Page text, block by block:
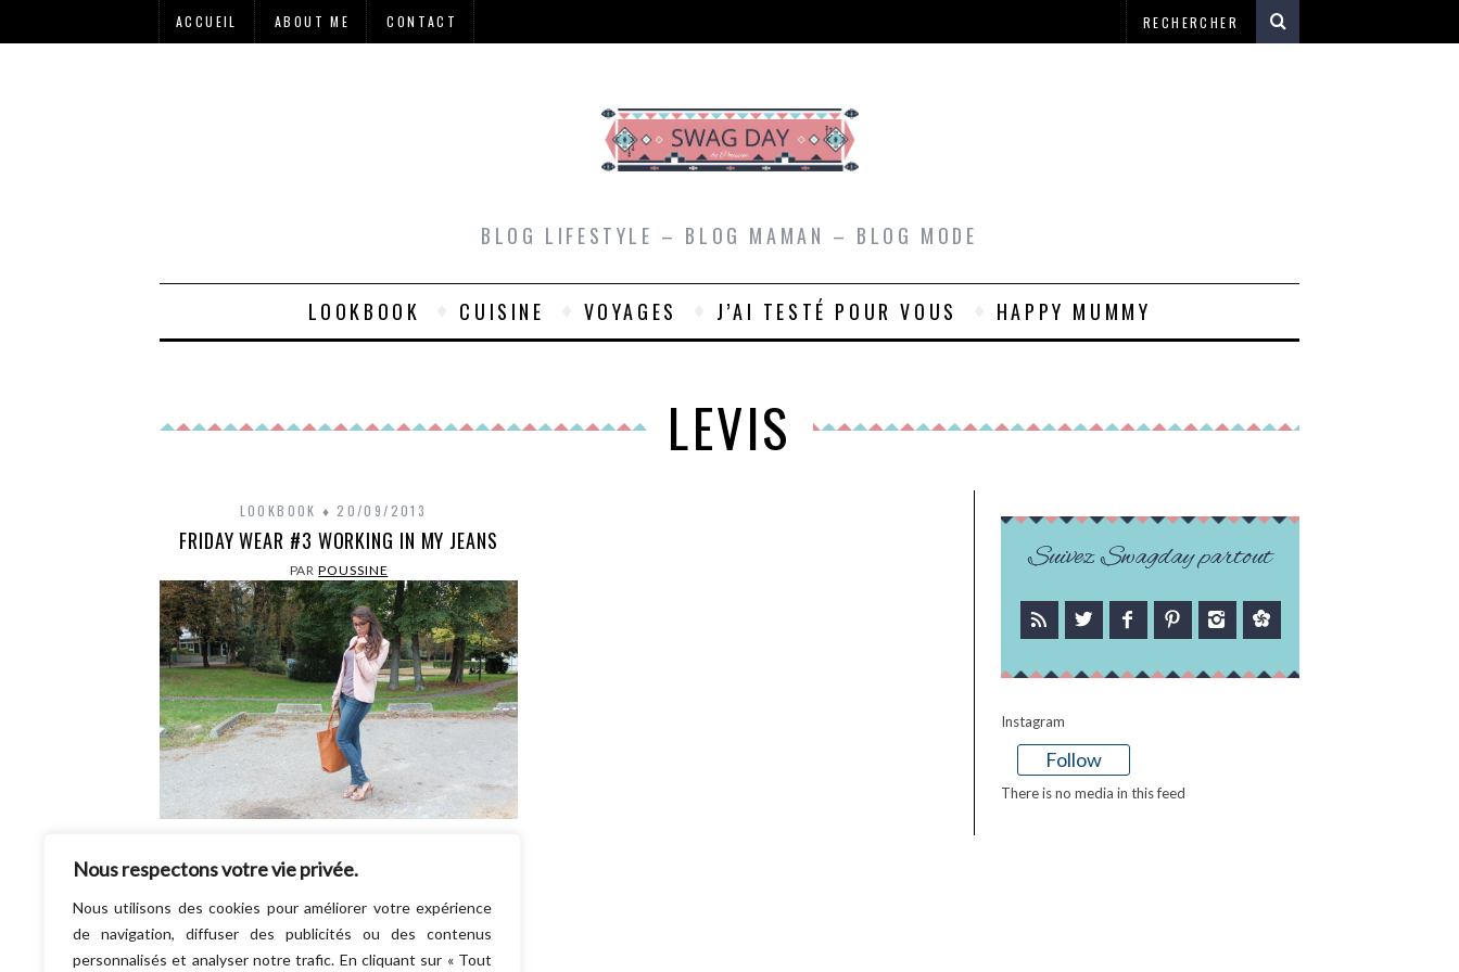
Nous respectons votre vie privée.
Nous utilisons des cookies pour améliorer votre expérience
de navigation, diffuser des publicités ou des contenus
personnalisés et analyser notre trafic. En cliquant sur « Tout
ACCUEIL ABOUT ME CONTACT
BLOG LIFESTYLE – BLOG MAMAN – BLOG MODE
LOOKBOOK CUISINE VOYAGES J’AI TESTÉ POUR VOUS HAPPY MUMMY
LEVIS
LOOKBOOK 20/09/2013
FRIDAY WEAR #3 WORKING IN MY JEANS
PARPOUSSINE
dernier Friday Wear ! Le défi d’aujourd’hui était :
LIRE LA SUITE
Suivez Swagday partout
Instagram
Follow
There is no media in this feed